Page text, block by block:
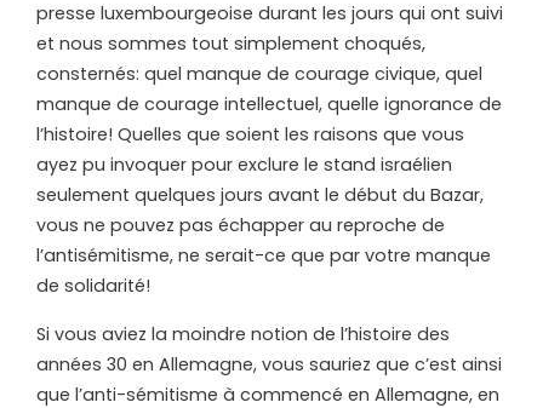
presse luxembourgeoise durant les jours qui ont suivi
et nous sommes tout simplement choqués,
consternés: quel manque de courage civique, quel
manque de courage intellectuel, quelle ignorance de
l’histoire! Quelles que soient les raisons que vous
ayez pu invoquer pour exclure le stand israélien
seulement quelques jours avant le début du Bazar,
vous ne pouvez pas échapper au reproche de
l’antisémitisme, ne serait-ce que par votre manque
de solidarité!
Si vous aviez la moindre notion de l’histoire des
années 30 en Allemagne, vous sauriez que c’est ainsi
que l’anti-sémitisme à commencé en Allemagne, en